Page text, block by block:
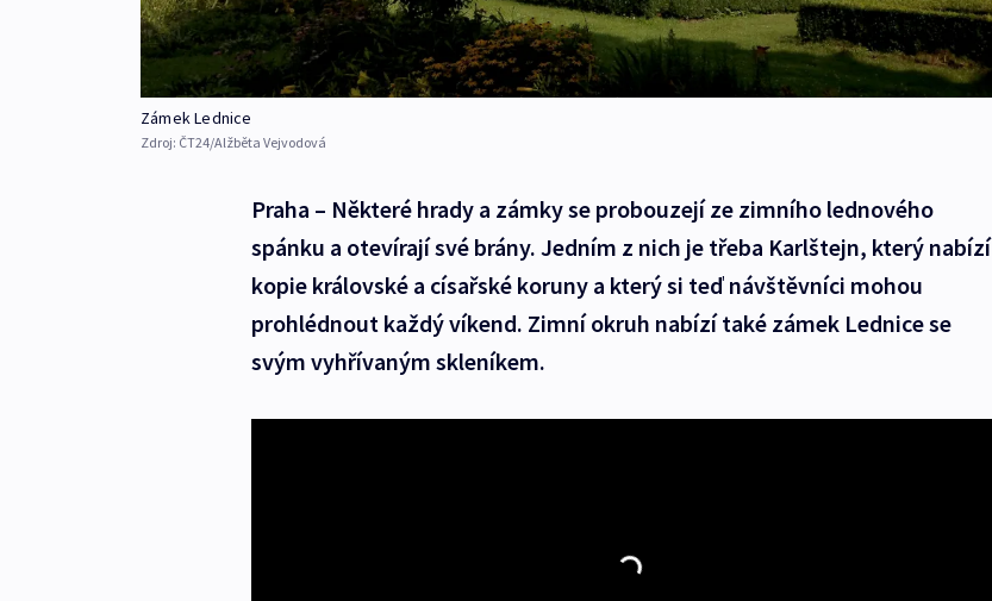
Zámek Lednice
Zdroj: ČT24/Alžběta Vejvodová
Praha – Některé hrady a zámky se probouzejí ze zimního lednového
spánku a otevírají své brány. Jedním z nich je třeba Karlštejn, který nabízí
kopie královské a císařské koruny a který si teď návštěvníci mohou
prohlédnout každý víkend. Zimní okruh nabízí také zámek Lednice se
svým vyhřívaným skleníkem.